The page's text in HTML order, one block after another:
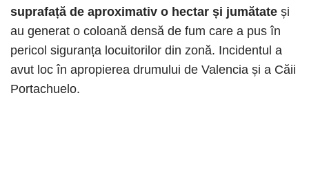
suprafață de aproximativ o hectar și jumătate și
au generat o coloană densă de fum care a pus în
pericol siguranța locuitorilor din zonă. Incidentul a
avut loc în apropierea drumului de Valencia și a Căii
Portachuelo.